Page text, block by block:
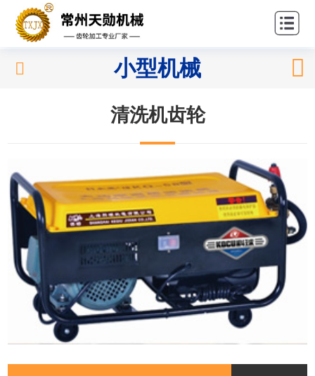
站首
关
于我
产
心
系我
们
小型机械
清洗机齿轮